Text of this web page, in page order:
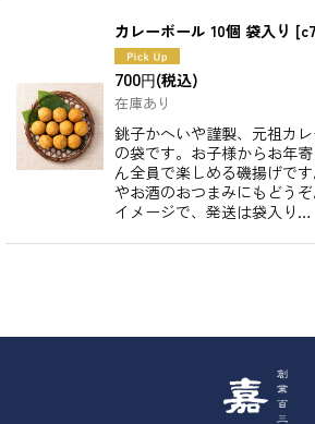
カレーボール 10個 袋入り [
700円(税込)
在庫あり
銚子かへいや謹製、元祖カ
の袋です。お子様からお年
ん全員で楽しめる磯揚げで
やお酒のおつまみにもどう
イメージで、発送は袋入り…